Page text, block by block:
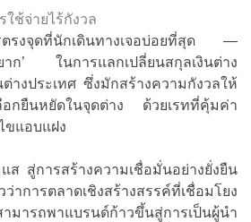
ช้จ่ายไร้กังวล
ตรงจุดที่นักเดินทางเจอบ่อยที่สุด —
าก’ ในการแลกเปลี่ยนสกุลเงินต่าง
างประเทศ ซึ่งมักสร้างความกังวลให้
กยืนหยัดในจุดต่าง ด้วยเรทที่คุ้มค่า
ขแอบแฝง
ส สู่การสร้างความเชื่อมั่นอย่างยั่งยืน
าการตลาดเชิงสร้างสรรค์ที่เชื่อมโยง
มารถพาแบรนด์ก้าวขึ้นสู่การเป็นผู้นำ